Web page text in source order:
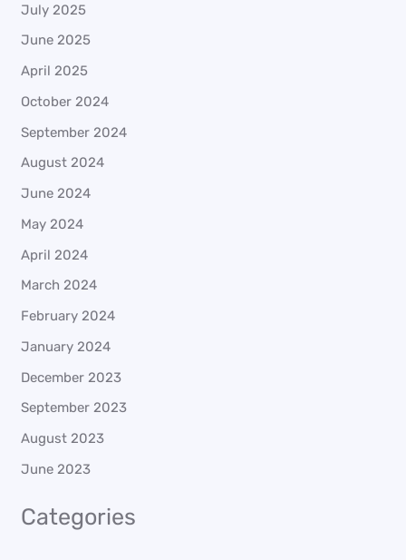
July 2025
June 2025
April 2025
October 2024
September 2024
August 2024
June 2024
May 2024
April 2024
March 2024
February 2024
January 2024
December 2023
September 2023
August 2023
June 2023
Categories